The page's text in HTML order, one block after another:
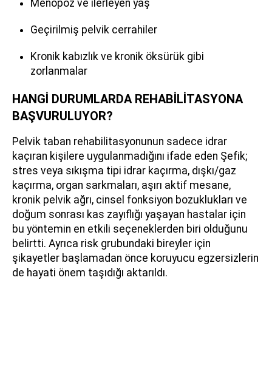
Menopoz ve ilerleyen yaş
Geçirilmiş pelvik cerrahiler
Kronik kabızlık ve kronik öksürük gibi
zorlanmalar
HANGİ DURUMLARDA REHABİLİTASYONA
BAŞVURULUYOR?
Pelvik taban rehabilitasyonunun sadece idrar
kaçıran kişilere uygulanmadığını ifade eden Şefik;
stres veya sıkışma tipi idrar kaçırma, dışkı/gaz
kaçırma, organ sarkmaları, aşırı aktif mesane,
kronik pelvik ağrı, cinsel fonksiyon bozuklukları ve
doğum sonrası kas zayıflığı yaşayan hastalar için
bu yöntemin en etkili seçeneklerden biri olduğunu
belirtti. Ayrıca risk grubundaki bireyler için
şikayetler başlamadan önce koruyucu egzersizlerin
de hayati önem taşıdığı aktarıldı.